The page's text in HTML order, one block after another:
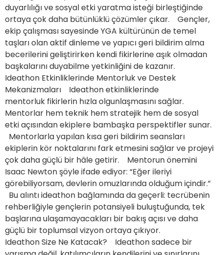
duyarlılığı ve sosyal etki yaratma isteği birleştiğinde
ortaya çok daha bütünlüklü çözümler çıkar. Gençler,
ekip çalışması sayesinde YGA kültürünün de temel
taşları olan aktif dinleme ve yapıcı geri bildirim alma
becerilerini geliştirirken kendi fikirlerine aşık olmadan
başkalarını duyabilme yetkinliğini de kazanır.
Ideathon Etkinliklerinde Mentorluk ve Destek
Mekanizmaları Ideathon etkinliklerinde
mentorluk fikirlerin hızla olgunlaşmasını sağlar.
Mentorlar hem teknik hem stratejik hem de sosyal
etki açısından ekiplere bambaşka perspektifler sunar.
Mentorlarla yapılan kısa geri bildirim seansları
ekiplerin kör noktalarını fark etmesini sağlar ve projeyi
çok daha güçlü bir hâle getirir. Mentorun önemini
Isaac Newton şöyle ifade ediyor: “Eğer ileriyi
görebiliyorsam, devlerin omuzlarında olduğum içindir.”
Bu alıntı ideathon bağlamında da geçerli: tecrübenin
rehberliğiyle gençlerin potansiyeli buluştuğunda, tek
başlarına ulaşamayacakları bir bakış açısı ve daha
güçlü bir toplumsal vizyon ortaya çıkıyor.
Ideathon Size Ne Katacak? Ideathon sadece bir